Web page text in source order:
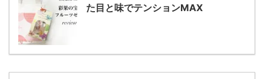
た目と味でテンションMAX